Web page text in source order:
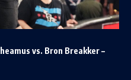
vs. Bron Breakker –